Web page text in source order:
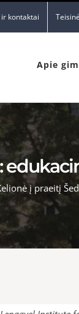
kontaktai
Apie
į praeitį